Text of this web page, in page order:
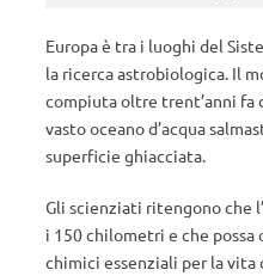
Europa è tra i luoghi del
la ricerca astrobiologica. Il
compiuta oltre trent’anni fa
vasto oceano d’acqua
superficie ghiacciata.
Gli scienziati ritengono che
i 150 chilometri e che
chimici essenziali per la vita